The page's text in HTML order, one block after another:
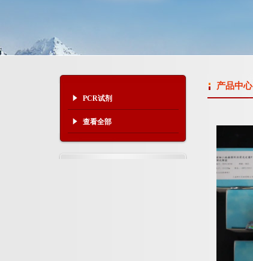
PCR试剂
查看全部
产品中心